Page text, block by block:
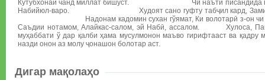
Кутубхонаи чанд миллат бишуст. Чӣ наъти писандида гўям
Набийюл-варо. Худоят сано гуфту табҷил кард,
Надонам кадомин сухан гўямат, Ки волотарӣ з-он чи ман
Саъдии нотамом, Алайкас-салом, эй Набӣ, ассалом. Хулоса,
муҳаббати ў дар қалби ҳама мусулмонон маъво гирифтааст ва қадру
назди онон аз молу ҷонашон болотар аст.
Дигар мақолаҳо